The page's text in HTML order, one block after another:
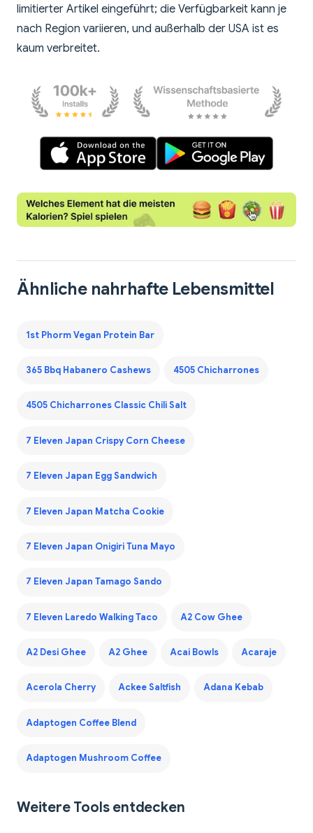
limitierter Artikel eingeführt; die Verfügbarkeit kann je
nach Region variieren, und außerhalb der USA ist es
kaum verbreitet.
Ähnliche nahrhafte Lebensmittel
1st Phorm Vegan Protein Bar
365 Bbq Habanero Cashews 4505 Chicharrones
4505 Chicharrones Classic Chili Salt
7 Eleven Japan Crispy Corn Cheese
7 Eleven Japan Egg Sandwich
7 Eleven Japan Matcha Cookie
7 Eleven Japan Onigiri Tuna Mayo
7 Eleven Japan Tamago Sando
7 Eleven Laredo Walking Taco A2 Cow Ghee
A2 Desi Ghee A2 Ghee Acai Bowls Acaraje
Acerola Cherry Ackee Saltfish Adana Kebab
Adaptogen Coffee Blend
Adaptogen Mushroom Coffee
Weitere Tools entdecken